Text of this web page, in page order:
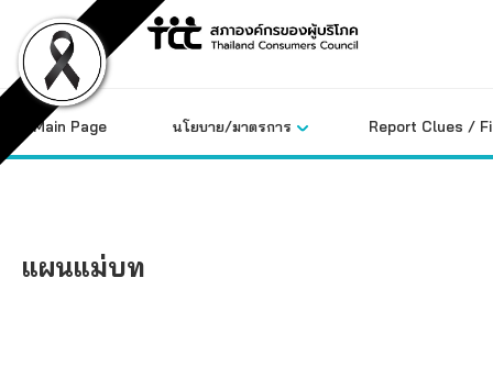
content
Main Page นโยบาย/มาตรการ Report Clues /
แผนแม่บท